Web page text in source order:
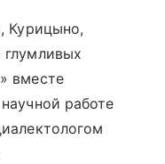
Курицыно,
вместе
работе